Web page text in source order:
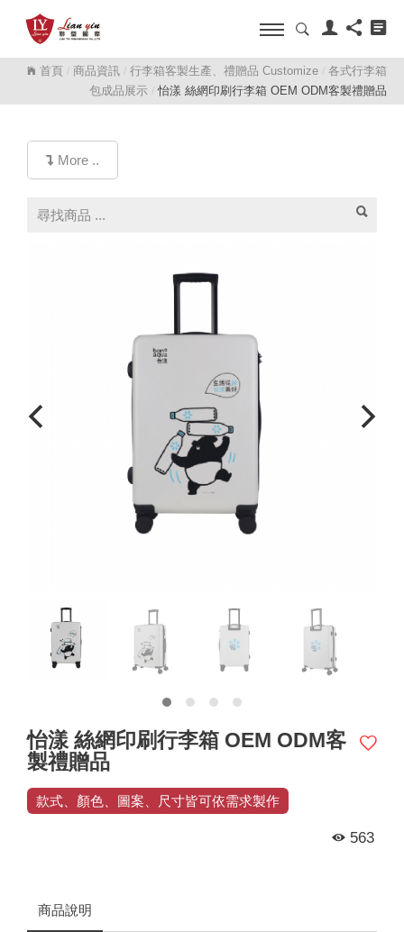
首頁 商品資訊 行李箱客製生產、禮贈品 Customize
各式行李箱
包成品展示
怡漾 絲網印刷行李箱 OEM ODM客製禮贈品
More ..
怡漾 絲網印刷行李箱 OEM ODM客
製禮贈品
款式、顏色、圖案、尺寸皆可依需求製作
563
商品說明